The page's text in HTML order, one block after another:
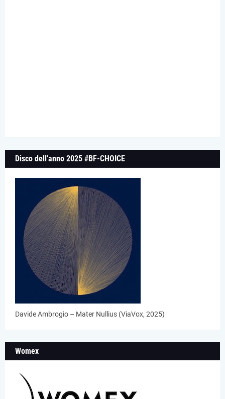
Disco dell'anno 2025 #BF-CHOICE
Davide Ambrogio – Mater Nullius (ViaVox, 2025)
Womex